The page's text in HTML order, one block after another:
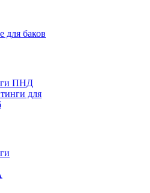
для баков
ПНД
для